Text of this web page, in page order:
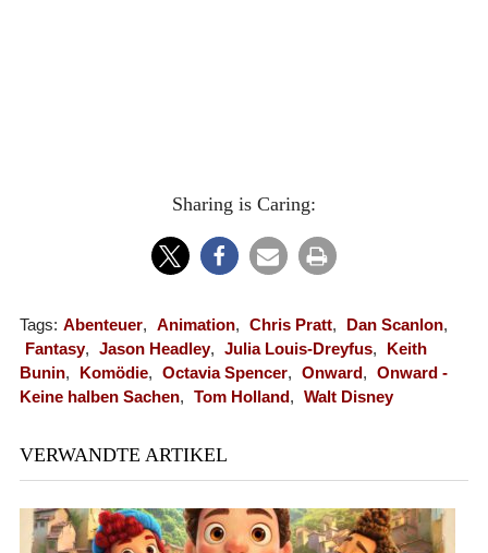
Sharing is Caring:
Tags: Abenteuer, Animation, Chris Pratt, Dan Scanlon,
Fantasy, Jason Headley, Julia Louis-Dreyfus,
Keith
Bunin, Komödie, Octavia Spencer, Onward, Onward -
Keine halben Sachen, Tom Holland, Walt Disney
VERWANDTE ARTIKEL